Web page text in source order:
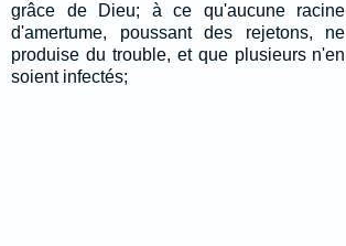
grâce de Dieu; à ce qu'aucune racine
d'amertume, poussant des rejetons, ne
produise du trouble, et que plusieurs n'en
soient infectés;